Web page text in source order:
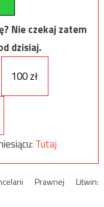
Nie czekaj zatem
dzisiaj.
100 zł
Tutaj
Prawnej Litwin: